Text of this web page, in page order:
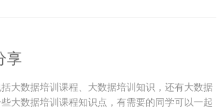
享
大数据培训课程、大数据培训知识，还有大数据
大数据培训课程知识点，有需要的同学可以一起